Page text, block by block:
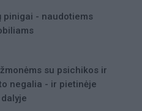
pinigai - naudotiems
su psichikos ir
negalia - ir pietinėje